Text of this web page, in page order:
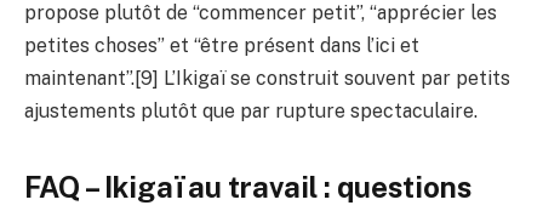
propose plutôt de “commencer petit”, “apprécier les
petites choses” et “être présent dans l’ici et
maintenant”.[9] L’Ikigaï se construit souvent par petits
ajustements plutôt que par rupture spectaculaire.
FAQ – Ikigaï au travail : questions